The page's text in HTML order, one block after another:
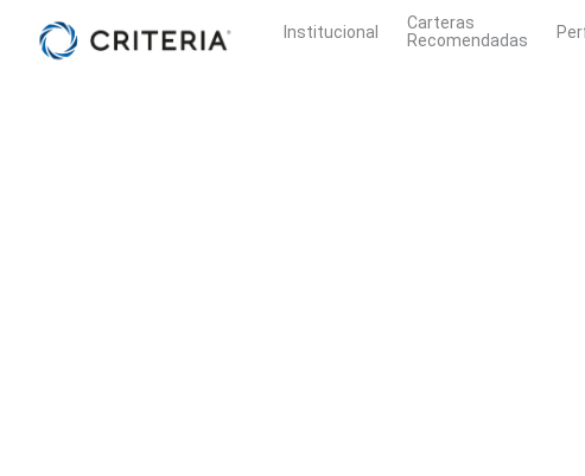
Institucional
Carteras
Recomendadas